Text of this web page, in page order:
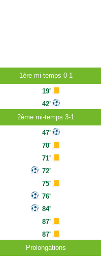
1ère mi-temps 0-1
19'
42'
2ème mi-temps 3-1
47'
70'
71'
72'
75'
76'
84'
87'
87'
Prolongations